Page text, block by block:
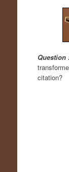
Question
citation?